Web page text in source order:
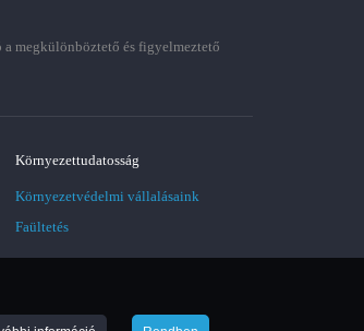
a megkülönböztető és figyelmeztető
Környezettudatosság
Környezetvédelmi vállalásaink
Faültetés